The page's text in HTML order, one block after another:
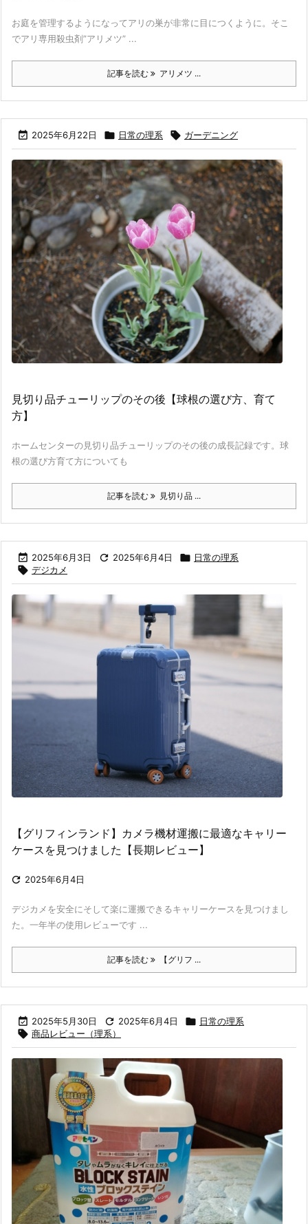
お庭を管理するようになってアリの巣が非常に目につくように。そこ
でアリ専用殺虫剤”アリメツ” ...
記事を読む アリメツ ...
 2025年6月22日  日常の理系  ガーデニング
見切り品チューリップのその後【球根の選び方、育て
方】
ホームセンターの見切り品チューリップのその後の成長記録です。球
根の選び方育て方についても
記事を読む 見切り品 ...
 2025年6月3日  2025年6月4日  日常の理系
 デジカメ
【グリフィンランド】カメラ機材運搬に最適なキャリー
ケースを見つけました【長期レビュー】
 2025年6月4日
デジカメを安全にそして楽に運搬できるキャリーケースを見つけまし
た。一年半の使用レビューです ...
記事を読む 【グリフ ...
 2025年5月30日  2025年6月4日  日常の理系
 商品レビュー（理系）